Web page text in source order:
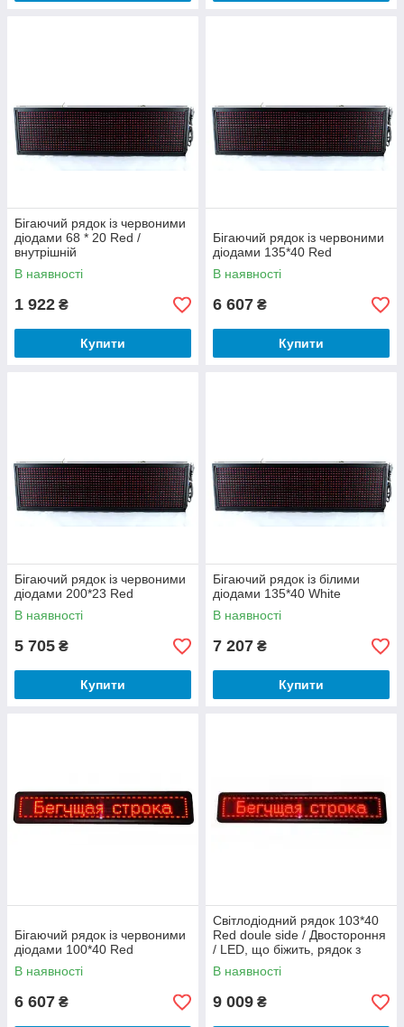
Бігаючий рядок із червоними
діодами 68 * 20 Red /
внутрішній
В наявності
1 922 ₴
Купити
Бігаючий рядок із червоними
діодами 135*40 Red
В наявності
6 607 ₴
Купити
Бігаючий рядок із червоними
діодами 200*23 Red
В наявності
5 705 ₴
Купити
Бігаючий рядок із білими
діодами 135*40 White
В наявності
7 207 ₴
Купити
Бігаючий рядок із червоними
діодами 100*40 Red
В наявності
6 607 ₴
Світлодіодний рядок 103*40
Red doule side / Двостороння
/ LED, що біжить, рядок з
червоними діодами
В наявності
9 009 ₴